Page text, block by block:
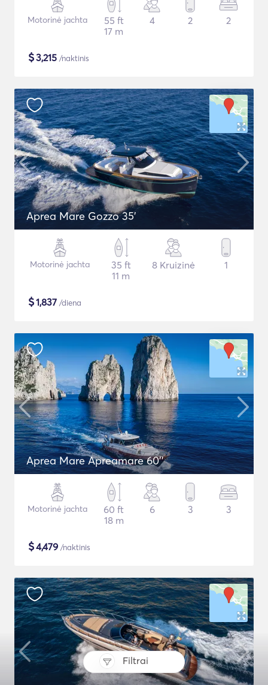
Filtrai
Motorinė jachta
55 ft
17 m
4 2 2
$3,215 /naktinis
Aprea Mare Gozzo 35'
Motorinė jachta
35 ft
11 m
8 Kruizinė 1
$1,837 /diena
Aprea Mare Apreamare 60''
Motorinė jachta
60 ft
18 m
6 3 3
$4,479 /naktinis